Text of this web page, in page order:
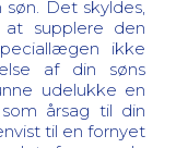
Det skyldes,
supplere den
ikke
af din søns
udelukke en
årsag til din
til en fornyet